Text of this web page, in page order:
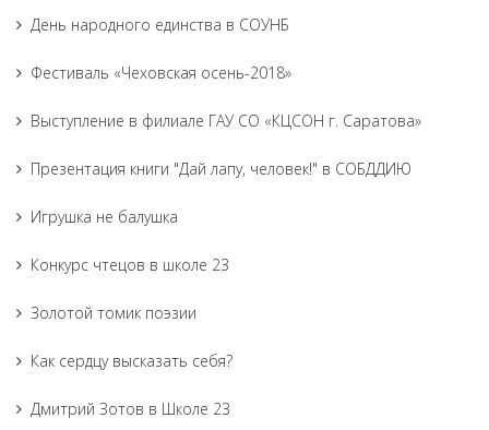
День народного единства в СОУНБ
Фестиваль «Чеховская осень-2018»
Выступление в филиале ГАУ СО «КЦСОН г. Саратова»
Презентация книги "Дай лапу, человек!" в СОБДДИЮ
Игрушка не балушка
Конкурс чтецов в школе 23
Золотой томик поэзии
Как сердцу высказать себя?
Дмитрий Зотов в Школе 23